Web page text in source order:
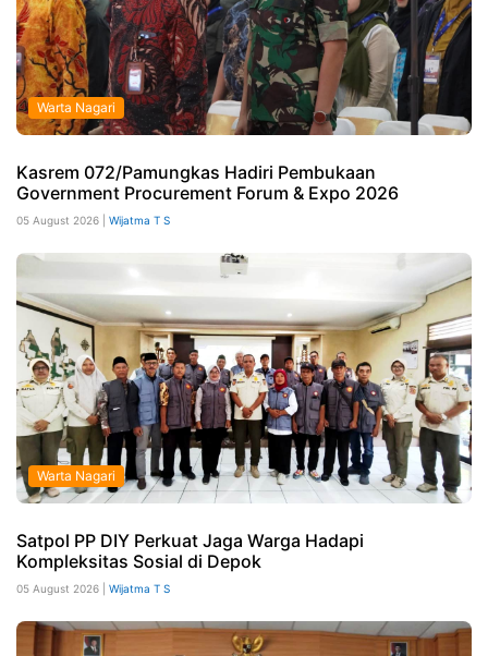
Warta Nagari
Kasrem 072/Pamungkas Hadiri Pembukaan
Government Procurement Forum & Expo 2026
05 August 2026 | Wijatma T S
Warta Nagari
Satpol PP DIY Perkuat Jaga Warga Hadapi
Kompleksitas Sosial di Depok
05 August 2026 | Wijatma T S